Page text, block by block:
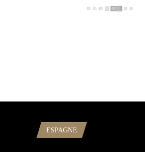
ESPAGNE